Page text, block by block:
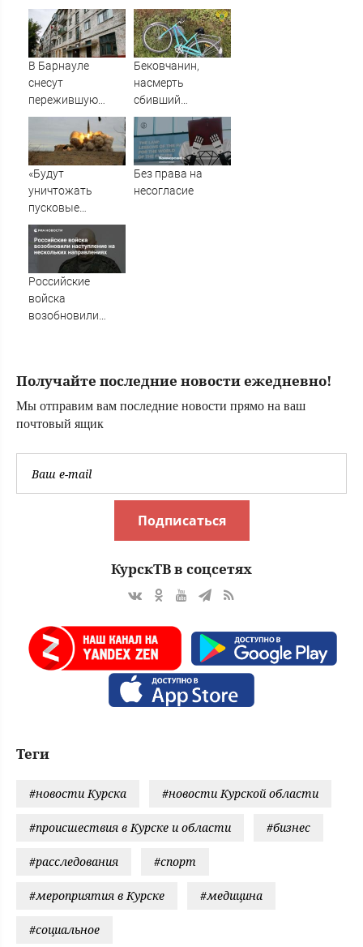
Гомера
заразились 30
человек
Хорев — в проекте
«Сноба» «АртАкт»
В Барнауле
снесут
пережившую
взрыв газа
пятиэтажку
Бековчанин,
насмерть
сбивший
велосипедистку,
лишился свободы
«Будут
уничтожать
пусковые
установки»:
Зеленский
пообещал новые
удары по России
Без права на
несогласие
Российские
войска
возобновили
Получайте последние новости ежедневно!
Мы отправим вам последние новости прямо на ваш
почтовый ящик
Подписаться
КурскТВ в соцсетях
Теги
#новости Курска #новости Курской области
#происшествия в Курске и области #бизнес
#расследования #спорт
#мероприятия в Курске #медицина
#социальное